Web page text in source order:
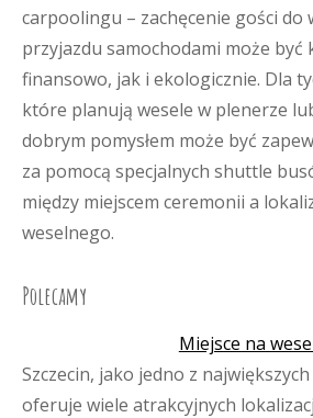
carpoolingu – zachęcenie gości do
przyjazdu samochodami może
finansowo, jak i ekologicznie. Dla
które planują wesele w plenerze
dobrym pomysłem może być
za pomocą specjalnych shuttle
między miejscem ceremonii a
weselnego.
Polecamy
Miejsce na
Szczecin, jako jedno z
oferuje wiele atrakcyjnych